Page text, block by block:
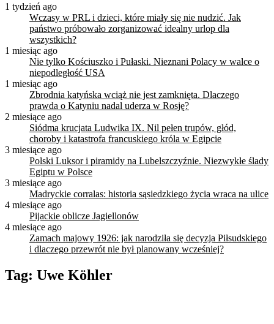
1 tydzień ago
Wczasy w PRL i dzieci, które miały się nie nudzić. Jak
państwo próbowało zorganizować idealny urlop dla
wszystkich?
1 miesiąc ago
Nie tylko Kościuszko i Pułaski. Nieznani Polacy w walce o
niepodległość USA
1 miesiąc ago
Zbrodnia katyńska wciąż nie jest zamknięta. Dlaczego
prawda o Katyniu nadal uderza w Rosję?
2 miesiące ago
Siódma krucjata Ludwika IX. Nil pełen trupów, głód,
choroby i katastrofa francuskiego króla w Egipcie
3 miesiące ago
Polski Luksor i piramidy na Lubelszczyźnie. Niezwykłe ślady
Egiptu w Polsce
3 miesiące ago
Madryckie corralas: historia sąsiedzkiego życia wraca na ulice
4 miesiące ago
Pijackie oblicze Jagiellonów
4 miesiące ago
Zamach majowy 1926: jak narodziła się decyzja Piłsudskiego
i dlaczego przewrót nie był planowany wcześniej?
Tag: Uwe Köhler